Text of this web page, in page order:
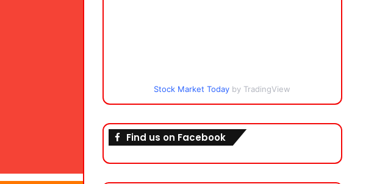
Stock Market Today by TradingView
Find us on Facebook